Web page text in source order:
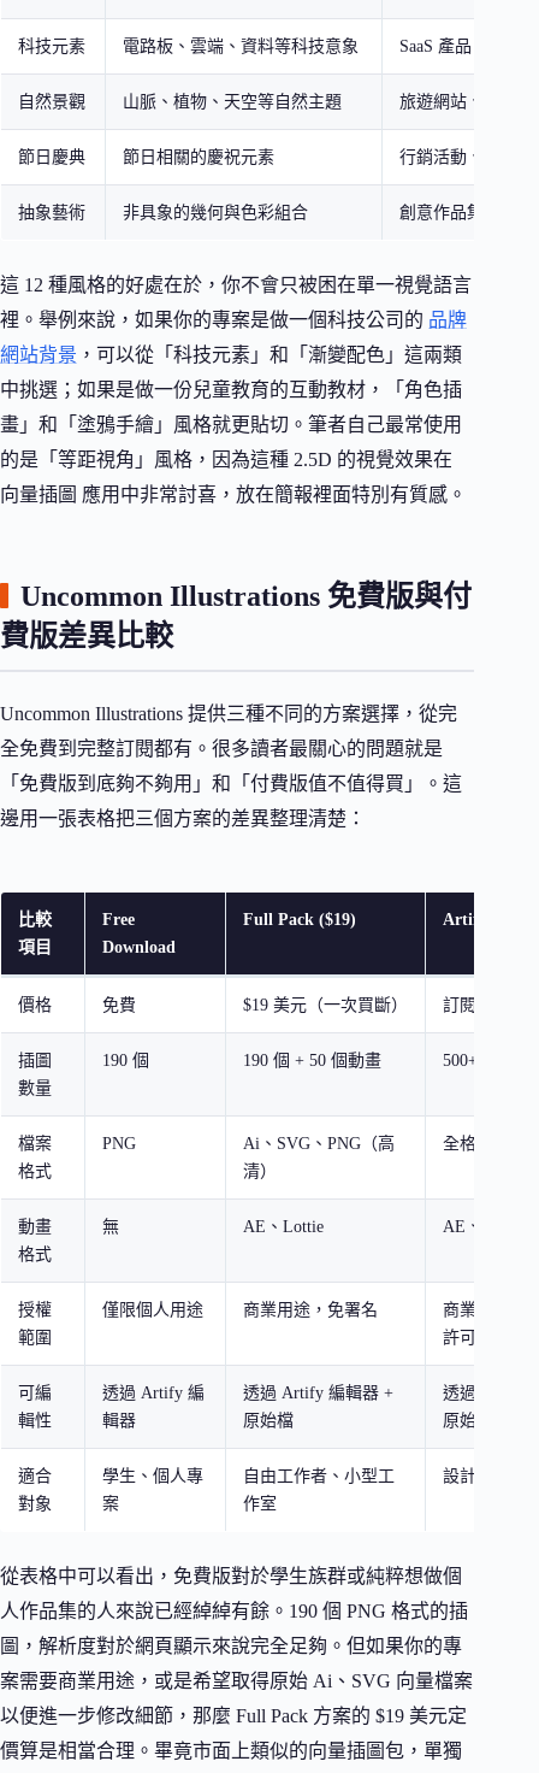
科技元素 電路板、雲端、資料等科技意象 SaaS 產品、技術
自然景觀 山脈、植物、天空等自然主題 旅遊網站、環保品
節日慶典 節日相關的慶祝元素 行銷活動、季節性
抽象藝術 非具象的幾何與色彩組合 創意作品集、藝術
這 12 種風格的好處在於，你不會只被困在單一視覺語言
裡。舉例來說，如果你的專案是做一個科技公司的 品牌
網站背景 ，可以從「科技元素」和「漸變配色」這兩類
中挑選；如果是做一份兒童教育的互動教材，「角色插
畫」和「塗鴉手繪」風格就更貼切。筆者自己最常使用
的是「等距視角」風格，因為這種 2.5D 的視覺效果在
向量插圖 應用中非常討喜，放在簡報裡面特別有質感。
Uncommon Illustrations 免費版與付
費版差異比較
Uncommon Illustrations 提供三種不同的方案選擇，從完
全免費到完整訂閱都有。很多讀者最關心的問題就是
「免費版到底夠不夠用」和「付費版值不值得買」。這
邊用一張表格把三個方案的差異整理清楚：
比較
項目
Free
Download
Full Pack ($19) Artify
價格 免費 $19 美元（一次買斷） 訂閱制
插圖
數量
190 個 190 個 + 50 個動畫 500+ 個插圖
檔案
格式
PNG
Ai、SVG、PNG（高
清）
全格式
動畫
格式
無 AE、Lottie AE、Lottie
授權
範圍
僅限個人用途 商業用途，免署名
商業用途，
許可
可編
輯性
透過 Artify 編
輯器
透過 Artify 編輯器 +
原始檔
透過 Artify
原始檔
適合
對象
學生、個人專
案
自由工作者、小型工
作室
設計團隊、
從表格中可以看出，免費版對於學生族群或純粹想做個
人作品集的人來說已經綽綽有餘。190 個 PNG 格式的插
圖，解析度對於網頁顯示來說完全足夠。但如果你的專
案需要商業用途，或是希望取得原始 Ai、SVG 向量檔案
以便進一步修改細節，那麼 Full Pack 方案的 $19 美元定
價算是相當合理。畢竟市面上類似的向量插圖包，單獨